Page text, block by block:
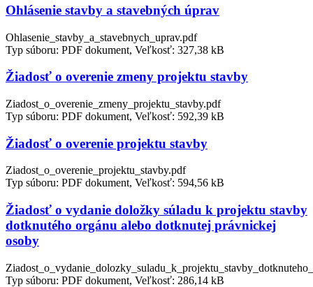
Ohlásenie stavby a stavebných úprav
Ohlasenie_stavby_a_stavebnych_uprav.pdf
Typ súboru: PDF dokument, Veľkosť: 327,38 kB
Žiadosť o overenie zmeny projektu stavby
Ziadost_o_overenie_zmeny_projektu_stavby.pdf
Typ súboru: PDF dokument, Veľkosť: 592,39 kB
Žiadosť o overenie projektu stavby
Ziadost_o_overenie_projektu_stavby.pdf
Typ súboru: PDF dokument, Veľkosť: 594,56 kB
Žiadosť o vydanie doložky súladu k projektu stavby
dotknutého orgánu alebo dotknutej právnickej
osoby
Typ súboru: PDF dokument, Veľkosť: 286,14 kB